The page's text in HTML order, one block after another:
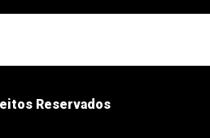
Reservados